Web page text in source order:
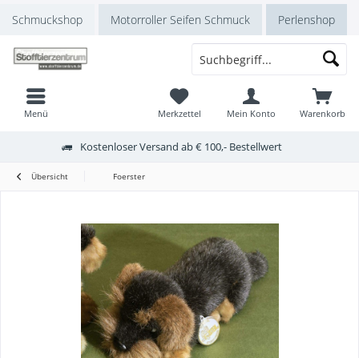
Schmuckshop Motorroller Seifen Schmuck Perlenshop
Kostenloser Versand ab € 100,- Bestellwert
Warenkorb
Merkzettel Mein Konto
Menü
Übersicht Foerster